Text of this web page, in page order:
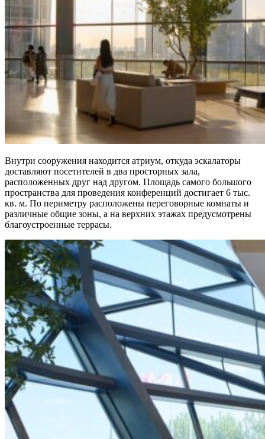
Внутри сооружения находится атриум, откуда эскалаторы
доставляют посетителей в два просторных зала,
расположенных друг над другом. Площадь самого большого
пространства для проведения конференций достигает 6 тыс.
кв. м. По периметру расположены переговорные комнаты и
различные общие зоны, а на верхних этажах предусмотрены
благоустроенные террасы.